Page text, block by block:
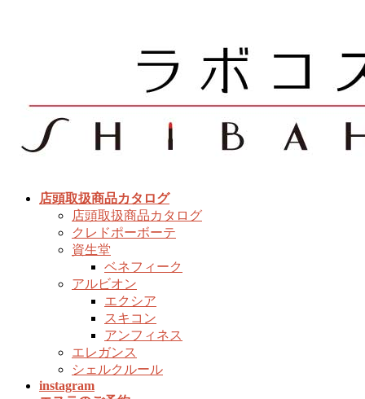
店頭取扱商品カタログ
店頭取扱商品カタログ
クレドポーボーテ
資生堂
ベネフィーク
アルビオン
エクシア
スキコン
アンフィネス
エレガンス
シェルクルール
instagram